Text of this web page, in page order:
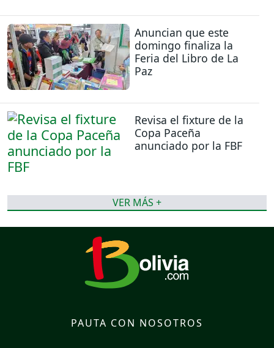
Anuncian que este
domingo finaliza la
Feria del Libro de La
Paz
Revisa el fixture de la
Copa Paceña
anunciado por la FBF
VER MÁS +
PAUTA CON NOSOTROS